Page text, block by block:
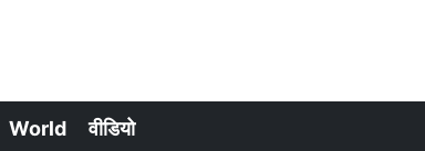
World वीडियो